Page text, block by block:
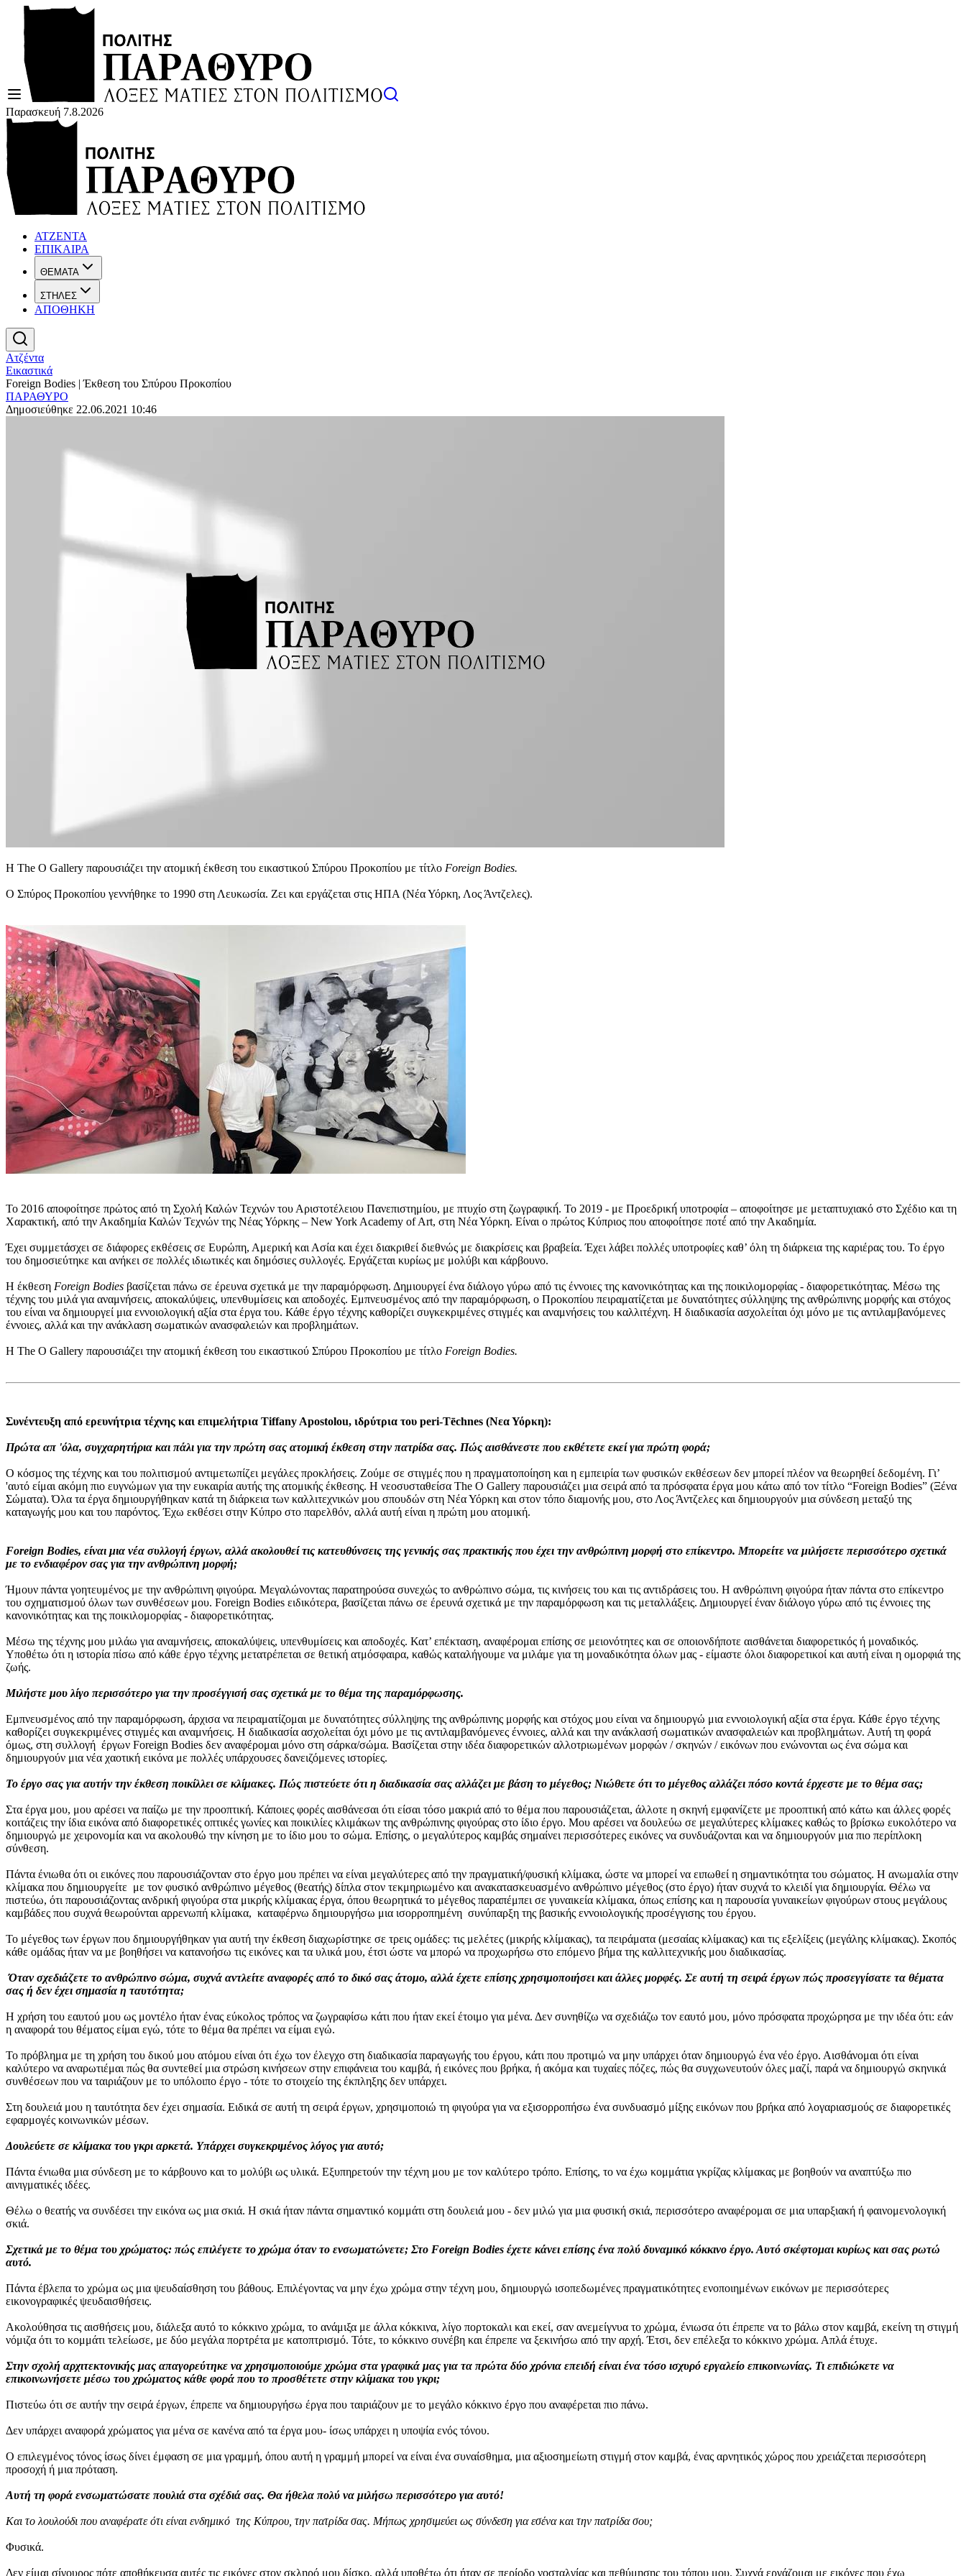
Παρασκευή 7.8.2026
ΑΤΖΕΝΤΑ
ΕΠΙΚΑΙΡΑ
ΘΕΜΑΤΑ
ΣΤΗΛΕΣ
ΑΠΟΘΗΚΗ
Ατζέντα
Εικαστικά
Foreign Bodies | Έκθεση του Σπύρου Προκοπίου
ΠΑΡΑΘΥΡΟ
Δημοσιεύθηκε 22.06.2021 10:46
Η The O Gallery παρουσιάζει την ατομική έκθεση του εικαστικού Σπύρου Προκοπίου με τίτλο Foreign Bodies.
Ο Σπύρος Προκοπίου γεννήθηκε το 1990 στη Λευκωσία. Ζει και εργάζεται στις ΗΠΑ (Νέα Υόρκη, Λος Άντζελες).
Το 2016 αποφοίτησε πρώτος από τη Σχολή Καλών Τεχνών του Αριστοτέλειου Πανεπιστημίου, με πτυχίο στη ζωγραφική́. Το 2019 - με Προεδρική́ υποτροφία – αποφοίτησε με μεταπτυχιακό στο Σχέδιο και τη
Χαρακτική, από την Ακαδημία Καλών Τεχνών της Νέας Υόρκης – New York Academy of Art, στη Νέα Υόρκη. Είναι ο πρώτος Κύπριος που αποφοίτησε ποτέ́ από την Ακαδημία.
Έχει συμμετάσχει σε διάφορες εκθέσεις σε Ευρώπη, Αμερική και Ασία και έχει διακριθεί διεθνώς με διακρίσεις και βραβεία. Έχει λάβει πολλές υποτροφίες καθ’ όλη τη διάρκεια της καριέρας του. Το έργο
του δημοσιεύτηκε και ανήκει σε πολλές ιδιωτικές και δημόσιες συλλογές. Εργάζεται κυρίως με μολύβι και κάρβουνο.
Η έκθεση Foreign Bodies βασίζεται πάνω σε έρευνα σχετικά με την παραμόρφωση. Δημιουργεί ένα διάλογο γύρω από τις έννοιες της κανονικότητας και της ποικιλομορφίας - διαφορετικότητας. Μέσω της
τέχνης του μιλά για αναμνήσεις, αποκαλύψεις, υπενθυμίσεις και αποδοχές. Εμπνευσμένος από την παραμόρφωση, ο Προκοπίου πειραματίζεται με δυνατότητες σύλληψης της ανθρώπινης μορφής και στόχος
του είναι να δημιουργεί μια εννοιολογική αξία στα έργα του. Κάθε έργο τέχνης καθορίζει συγκεκριμένες στιγμές και αναμνήσεις του καλλιτέχνη. Η διαδικασία ασχολείται όχι μόνο με τις αντιλαμβανόμενες
έννοιες, αλλά και την ανάκλαση σωματικών ανασφαλειών και προβλημάτων.
Η The O Gallery παρουσιάζει την ατομική έκθεση του εικαστικού Σπύρου Προκοπίου με τίτλο Foreign Bodies.
Συνέντευξη από ερευνήτρια τέχνης και επιμελήτρια Tiffany Apostolou, ιδρύτρια του peri-Tēchnes (Νεα Υόρκη):
Πρώτα απ 'όλα, συγχαρητήρια και πάλι για την πρώτη σας ατομική έκθεση στην πατρίδα σας. Πώς αισθάνεστε που εκθέτετε εκεί για πρώτη φορά;
Ο κόσμος της τέχνης και του πολιτισμού αντιμετωπίζει μεγάλες προκλήσεις. Ζούμε σε στιγμές που η πραγματοποίηση και η εμπειρία των φυσικών εκθέσεων δεν μπορεί πλέον να θεωρηθεί δεδομένη. Γι’
'αυτό είμαι ακόμη πιο ευγνώμων για την ευκαιρία αυτής της ατομικής έκθεσης. Η νεοσυσταθείσα The O Gallery παρουσιάζει μια σειρά από τα πρόσφατα έργα μου κάτω από τον τίτλο “Foreign Bodies” (Ξένα
Σώματα). Όλα τα έργα δημιουργήθηκαν κατά τη διάρκεια των καλλιτεχνικών μου σπουδών στη Νέα Υόρκη και στον τόπο διαμονής μου, στο Λος Άντζελες και δημιουργούν μια σύνδεση μεταξύ της
καταγωγής μου και του παρόντος. Έχω εκθέσει στην Κύπρο στο παρελθόν, αλλά αυτή είναι η πρώτη μου ατομική.
Foreign Bodies, είναι μια νέα συλλογή έργων, αλλά ακολουθεί τις κατευθύνσεις της γενικής σας πρακτικής που έχει την ανθρώπινη μορφή στο επίκεντρο. Μπορείτε να μιλήσετε περισσότερο σχετικά
με το ενδιαφέρον σας για την ανθρώπινη μορφή;
Ήμουν πάντα γοητευμένος με την ανθρώπινη φιγούρα. Μεγαλώνοντας παρατηρούσα συνεχώς το ανθρώπινο σώμα, τις κινήσεις του και τις αντιδράσεις του. Η ανθρώπινη φιγούρα ήταν πάντα στο επίκεντρο
του σχηματισμού όλων των συνθέσεων μου. Foreign Bodies ειδικότερα, βασίζεται πάνω σε έρευνά σχετικά με την παραμόρφωση και τις μεταλλάξεις. Δημιουργεί έναν διάλογο γύρω από τις έννοιες της
κανονικότητας και της ποικιλομορφίας - διαφορετικότητας.
Μέσω της τέχνης μου μιλάω για αναμνήσεις, αποκαλύψεις, υπενθυμίσεις και αποδοχές. Κατ’ επέκταση, αναφέρομαι επίσης σε μειονότητες και σε οποιονδήποτε αισθάνεται διαφορετικός ή μοναδικός.
Υποθέτω ότι η ιστορία πίσω από κάθε έργο τέχνης μετατρέπεται σε θετική ατμόσφαιρα, καθώς καταλήγουμε να μιλάμε για τη μοναδικότητα όλων μας - είμαστε όλοι διαφορετικοί και αυτή είναι η ομορφιά της
ζωής.
Μιλήστε μου λίγο περισσότερο για την προσέγγισή σας σχετικά με το θέμα της παραμόρφωσης.
Εμπνευσμένος από την παραμόρφωση, άρχισα να πειραματίζομαι με δυνατότητες σύλληψης της ανθρώπινης μορφής και στόχος μου είναι να δημιουργώ μια εννοιολογική αξία στα έργα. Κάθε έργο τέχνης
καθορίζει συγκεκριμένες στιγμές και αναμνήσεις. Η διαδικασία ασχολείται όχι μόνο με τις αντιλαμβανόμενες έννοιες, αλλά και την ανάκλασή σωματικών ανασφαλειών και προβλημάτων. Αυτή τη φορά
όμως, στη συλλογή έργων Foreign Bodies δεν αναφέρομαι μόνο στη σάρκα/σώμα. Βασίζεται στην ιδέα διαφορετικών αλλοτριωμένων μορφών / σκηνών / εικόνων που ενώνονται ως ένα σώμα και
δημιουργούν μια νέα χαοτική εικόνα με πολλές υπάρχουσες δανειζόμενες ιστορίες.
Το έργο σας για αυτήν την έκθεση ποικίλλει σε κλίμακες. Πώς πιστεύετε ότι η διαδικασία σας αλλάζει με βάση το μέγεθος; Νιώθετε ότι το μέγεθος αλλάζει πόσο κοντά έρχεστε με το θέμα σας;
Στα έργα μου, μου αρέσει να παίζω με την προοπτική. Κάποιες φορές αισθάνεσαι ότι είσαι τόσο μακριά από το θέμα που παρουσιάζεται, άλλοτε η σκηνή εμφανίζετε με προοπτική από κάτω και άλλες φορές
κοιτάζεις την ίδια εικόνα από διαφορετικές οπτικές γωνίες και ποικιλίες κλιμάκων της ανθρώπινης φιγούρας στο ίδιο έργο. Μου αρέσει να δουλεύω σε μεγαλύτερες κλίμακες καθώς το βρίσκω ευκολότερο να
δημιουργώ με χειρονομία και να ακολουθώ την κίνηση με το ίδιο μου το σώμα. Επίσης, ο μεγαλύτερος καμβάς σημαίνει περισσότερες εικόνες να συνδυάζονται και να δημιουργούν μια πιο περίπλοκη
σύνθεση.
Πάντα ένιωθα ότι οι εικόνες που παρουσιάζονταν στο έργο μου πρέπει να είναι μεγαλύτερες από την πραγματική/φυσική κλίμακα, ώστε να μπορεί να ειπωθεί η σημαντικότητα του σώματος. Η ανωμαλία στην
κλίμακα που δημιουργείτε με τον φυσικό ανθρώπινο μέγεθος (θεατής) δίπλα στον τεκμηριωμένο και ανακατασκευασμένο ανθρώπινο μέγεθος (στο έργο) ήταν συχνά το κλειδί για δημιουργία. Θέλω να
πιστεύω, ότι παρουσιάζοντας ανδρική φιγούρα στα μικρής κλίμακας έργα, όπου θεωρητικά το μέγεθος παραπέμπει σε γυναικεία κλίμακα, όπως επίσης και η παρουσία γυναικείων φιγούρων στους μεγάλους
καμβάδες που συχνά θεωρούνται αρρενωπή κλίμακα, καταφέρνω δημιουργήσω μια ισορροπημένη συνύπαρξη της βασικής εννοιολογικής προσέγγισης του έργου.
Το μέγεθος των έργων που δημιουργήθηκαν για αυτή την έκθεση διαχωρίστηκε σε τρεις ομάδες: τις μελέτες (μικρής κλίμακας), τα πειράματα (μεσαίας κλίμακας) και τις εξελίξεις (μεγάλης κλίμακας). Σκοπός
κάθε ομάδας ήταν να με βοηθήσει να κατανοήσω τις εικόνες και τα υλικά μου, έτσι ώστε να μπορώ να προχωρήσω στο επόμενο βήμα της καλλιτεχνικής μου διαδικασίας.
Όταν σχεδιάζετε το ανθρώπινο σώμα, συχνά αντλείτε αναφορές από το δικό σας άτομο, αλλά έχετε επίσης χρησιμοποιήσει και άλλες μορφές. Σε αυτή τη σειρά έργων πώς προσεγγίσατε τα θέματα
σας ή δεν έχει σημασία η ταυτότητα;
Η χρήση του εαυτού μου ως μοντέλο ήταν ένας εύκολος τρόπος να ζωγραφίσω κάτι που ήταν εκεί έτοιμο για μένα. Δεν συνηθίζω να σχεδιάζω τον εαυτό μου, μόνο πρόσφατα προχώρησα με την ιδέα ότι: εάν
η αναφορά του θέματος είμαι εγώ, τότε το θέμα θα πρέπει να είμαι εγώ.
Το πρόβλημα με τη χρήση του δικού μου ατόμου είναι ότι έχω τον έλεγχο στη διαδικασία παραγωγής του έργου, κάτι που προτιμώ να μην υπάρχει όταν δημιουργώ ένα νέο έργο. Αισθάνομαι ότι είναι
καλύτερο να αναρωτιέμαι πώς θα συντεθεί μια στρώση κινήσεων στην επιφάνεια του καμβά, ή εικόνες που βρήκα, ή ακόμα και τυχαίες πόζες, πώς θα συγχωνευτούν όλες μαζί, παρά να δημιουργώ σκηνικά
συνθέσεων που να ταιριάζουν με το υπόλοιπο έργο - τότε το στοιχείο της έκπληξης δεν υπάρχει.
Στη δουλειά μου η ταυτότητα δεν έχει σημασία. Ειδικά σε αυτή τη σειρά έργων, χρησιμοποιώ τη φιγούρα για να εξισορροπήσω ένα συνδυασμό μίξης εικόνων που βρήκα από λογαριασμούς σε διαφορετικές
εφαρμογές κοινωνικών μέσων.
Δουλεύετε σε κλίμακα του γκρι αρκετά. Υπάρχει συγκεκριμένος λόγος για αυτό;
Πάντα ένιωθα μια σύνδεση με το κάρβουνο και το μολύβι ως υλικά. Εξυπηρετούν την τέχνη μου με τον καλύτερο τρόπο. Επίσης, το να έχω κομμάτια γκρίζας κλίμακας με βοηθούν να αναπτύξω πιο
αινιγματικές ιδέες.
Θέλω ο θεατής να συνδέσει την εικόνα ως μια σκιά. Η σκιά ήταν πάντα σημαντικό κομμάτι στη δουλειά μου - δεν μιλώ για μια φυσική σκιά, περισσότερο αναφέρομαι σε μια υπαρξιακή ή φαινομενολογική
σκιά.
Σχετικά με το θέμα του χρώματος: πώς επιλέγετε το χρώμα όταν το ενσωματώνετε; Στο Foreign Bodies έχετε κάνει επίσης ένα πολύ δυναμικό κόκκινο έργο. Αυτό σκέφτομαι κυρίως και σας ρωτώ
αυτό.
Πάντα έβλεπα το χρώμα ως μια ψευδαίσθηση του βάθους. Επιλέγοντας να μην έχω χρώμα στην τέχνη μου, δημιουργώ ισοπεδωμένες πραγματικότητες ενοποιημένων εικόνων με περισσότερες
εικονογραφικές ψευδαισθήσεις.
Ακολούθησα τις αισθήσεις μου, διάλεξα αυτό το κόκκινο χρώμα, το ανάμιξα με άλλα κόκκινα, λίγο πορτοκαλι και εκεί, σαν ανεμείγνυα το χρώμα, ένιωσα ότι έπρεπε να το βάλω στον καμβά, εκείνη τη στιγμή
νόμιζα ότι το κομμάτι τελείωσε, με δύο μεγάλα πορτρέτα με κατοπτρισμό. Τότε, το κόκκινο συνέβη και έπρεπε να ξεκινήσω από την αρχή. Έτσι, δεν επέλεξα το κόκκινο χρώμα. Απλά έτυχε.
Στην σχολή αρχιτεκτονικής μας απαγορεύτηκε να χρησιμοποιούμε χρώμα στα γραφικά μας για τα πρώτα δύο χρόνια επειδή είναι ένα τόσο ισχυρό εργαλείο επικοινωνίας. Τι επιδιώκετε να
επικοινωνήσετε μέσω του χρώματος κάθε φορά που το προσθέτετε στην κλίμακα του γκρι;
Πιστεύω ότι σε αυτήν την σειρά έργων, έπρεπε να δημιουργήσω έργα που ταιριάζουν με το μεγάλο κόκκινο έργο που αναφέρεται πιο πάνω.
Δεν υπάρχει αναφορά χρώματος για μένα σε κανένα από τα έργα μου- ίσως υπάρχει η υποψία ενός τόνου.
Ο επιλεγμένος τόνος ίσως δίνει έμφαση σε μια γραμμή, όπου αυτή η γραμμή μπορεί να είναι ένα συναίσθημα, μια αξιοσημείωτη στιγμή στον καμβά, ένας αρνητικός χώρος που χρειάζεται περισσότερη
προσοχή ή μια πρόταση.
Αυτή τη φορά ενσωματώσατε πουλιά στα σχέδιά σας. Θα ήθελα πολύ να μιλήσω περισσότερο για αυτό!
Και το λουλούδι που αναφέρατε ότι είναι ενδημικό της Κύπρου, την πατρίδα σας. Μήπως χρησιμεύει ως σύνδεση για εσένα και την πατρίδα σου;
Φυσικά.
Δεν είμαι σίγουρος πότε αποθήκευσα αυτές τις εικόνες στον σκληρό μου δίσκο, αλλά υποθέτω ότι ήταν σε περίοδο νοσταλγίας και πεθύμησης του τόπου μου. Συχνά εργάζομαι με εικόνες που έχω